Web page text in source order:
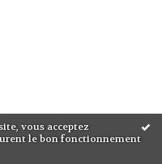
vous acceptez
le bon fonctionnement